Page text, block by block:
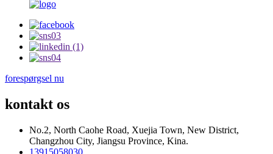
forespørgsel nu
kontakt os
No.2, North Caohe Road, Xuejia Town, New District,
Changzhou City, Jiangsu Province, Kina.
13915058030